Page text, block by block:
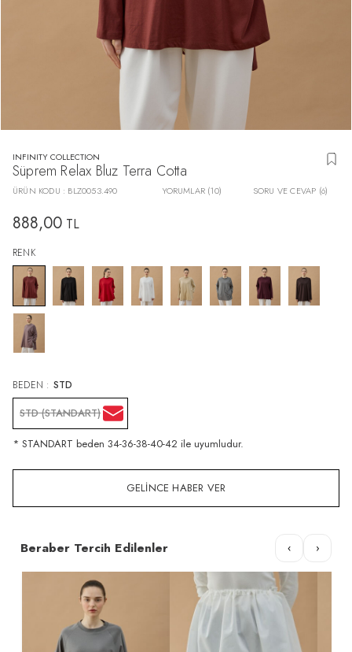
INFINITY COLLECTION
Süprem Relax Bluz Terra Cotta
ÜRÜN KODU : BLZ0053.490 YORUMLAR (10) SORU VE CEVAP (6)
888,00 TL
RENK
BEDEN : STD
STD (STANDART)
* STANDART beden 34-36-38-40-42 ile uyumludur.
GELINCE HABER VER
Beraber Tercih Edilenler ‹ ›